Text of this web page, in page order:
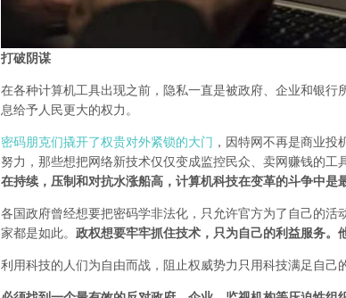
打破阴谋
在各种计算机工具出现之前，隐私一直是被政府、企业和银
息给予人民更大的权力。
密码朋克们撬开了权贵对外紧锁的大门 ，因特网不再是商业
努力，那些想把网络新技术仅仅变成监控民众、卖网赚钱的工
在持续，压制和对抗水涨船高，计算机科技在变革的斗争中是
各国政府曾经想要把密码学非法化，只允许官方为了自己的活
家都是如此。 政权想要牢牢抓住技术，只为自己的利益服务。
利用科技的人们为自由而战，阻止权威势力只用科技满足自己